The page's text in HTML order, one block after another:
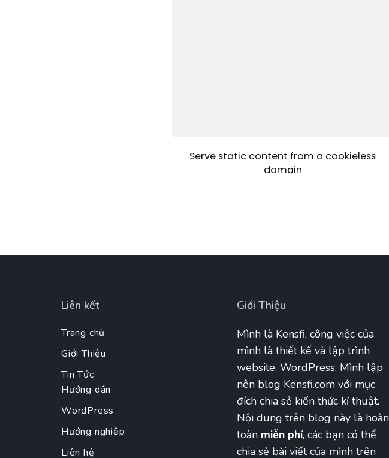
Serve static content from a cookieless
domain
Liên kết
Trang chủ
Giới Thiệu
Tin Tức
Hướng dẫn
WordPress
Hướng nghiệp
Liên hệ
Giới Thiệu
Mình là Kensfi, công việc của
mình là thiết kế và lập trình
website, WordPress. Mình lập
nên blog Kensfi.com với mục
đích chia sẻ kiến thức kĩ thuật.
Nội dung trên blog này là hoàn
toàn miễn phí, các bạn có thể
chia sẻ bài viết của mình trên